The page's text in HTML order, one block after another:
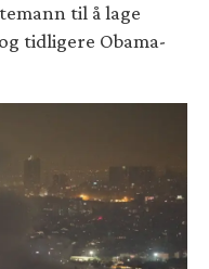
til å lage
tidligere Obama-